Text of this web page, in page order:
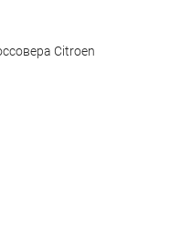
Citroen